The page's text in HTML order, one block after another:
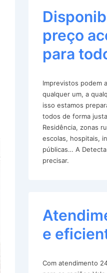
preço
para
Imprevistos podem
qualquer um, a
isso estamos
todos de forma
Residência, zonas
escolas, hospitais,
públicas… A
precisar.
e
Com atendimento